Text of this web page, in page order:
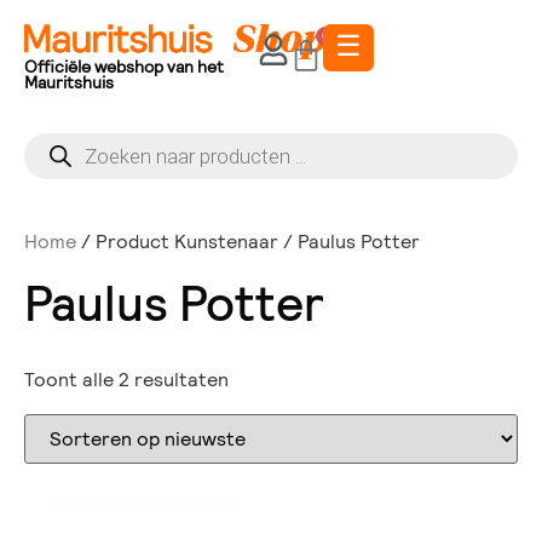
Officiële webshop van het
Mauritshuis
0 ☰
Home/ Product Kunstenaar / Paulus Potter
Paulus Potter
Toont alle 2 resultaten